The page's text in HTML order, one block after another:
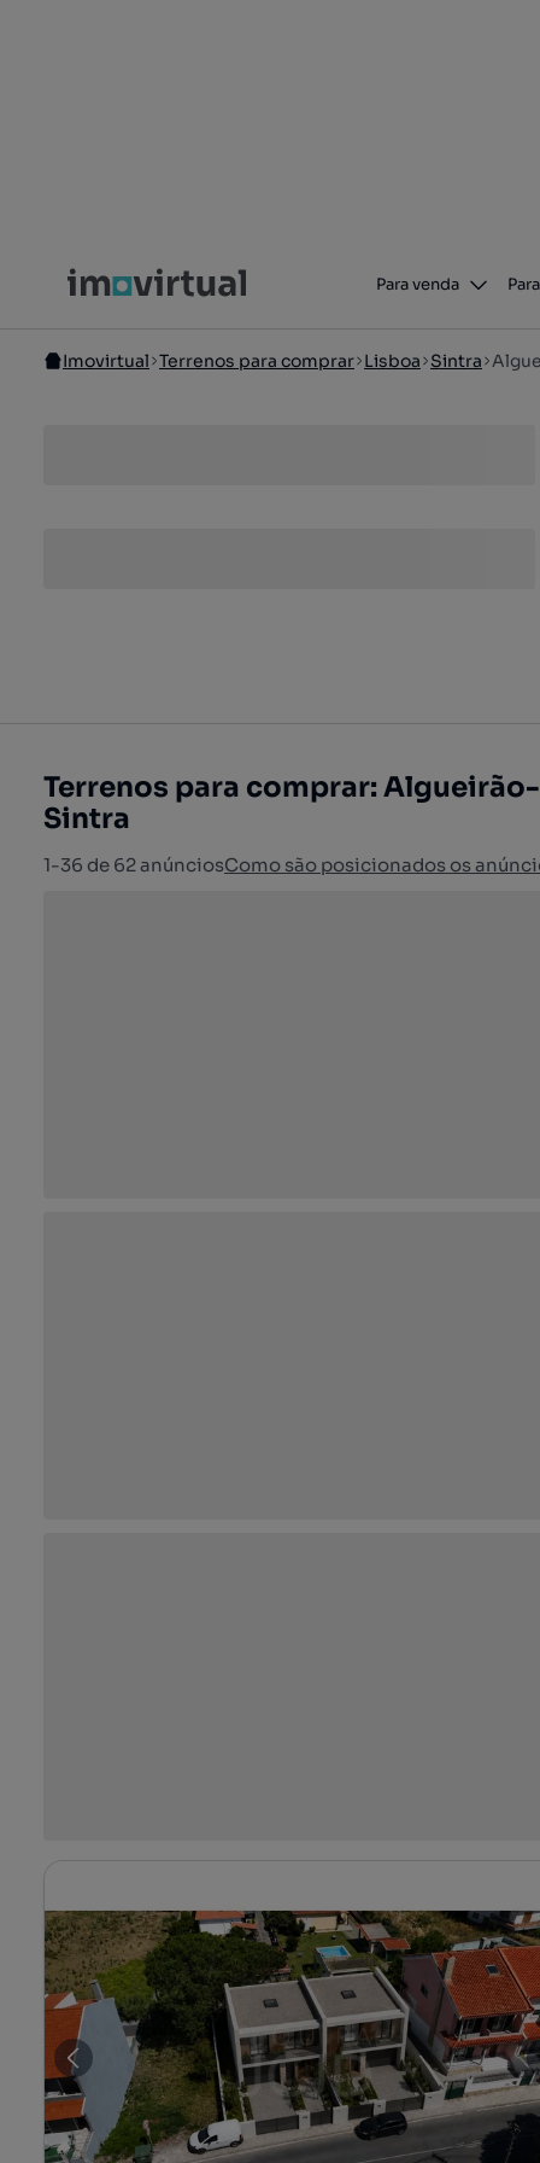
Para venda
Imovirtual Terrenos para comprar Lisboa Sintra
Terrenos para comprar:
Sintra
1-36 de 62 anúnciosComo são posicionados os